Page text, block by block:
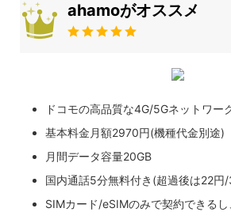
ahamoがオススメ
ドコモの高品質な4G/5Gネットワー
基本料金月額2970円(機種代金別途)
月間データ容量20GB
国内通話5分無料付き(超過後は22円
SIMカード/eSIMのみで契約できる